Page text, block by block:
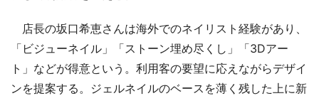
店長の坂口希恵さんは海外でのネイリスト経験があり、
「ビジューネイル」「ストーン埋め尽くし」「3Dアー
ト」などが得意という。利用客の要望に応えながらデザイ
ンを提案する。ジェルネイルのベースを薄く残した上に新